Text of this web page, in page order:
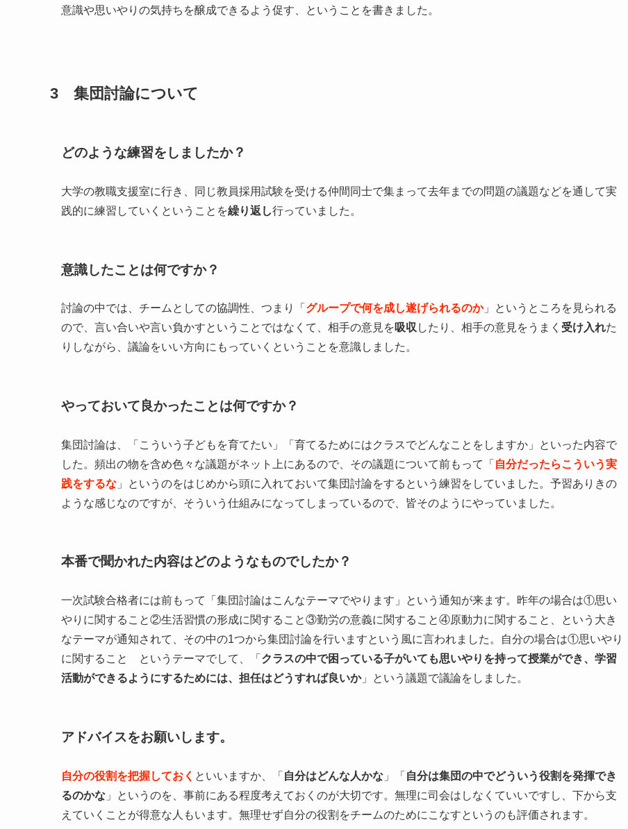
意識や思いやりの気持ちを醸成できるよう促す、ということを書きました。
3 集団討論について
どのような練習をしましたか？
大学の教職支援室に行き、同じ教員採用試験を受ける仲間同士で集まって去年までの問題の議題などを通して実
践的に練習していくということを繰り返し行っていました。
意識したことは何ですか？
討論の中では、チームとしての協調性、つまり「 グループで何を成し遂げられるのか」というところを見られる
ので、言い合いや言い負かすということではなくて、相手の意見を吸収 したり、相手の意見をうまく 受け入れた
りしながら、議論をいい方向にもっていくということを意識しました。
やっておいて良かったことは何ですか？
集団討論は、「こういう子どもを育てたい」「育てるためにはクラスでどんなことをしますか」といった内容で
した。頻出の物を含め色々な議題がネット上にあるので、その議題について前もって「 自分だったらこういう実
践をするな 」というのをはじめから頭に入れておいて集団討論をするという練習をしていました。予習ありきの
ような感じなのですが、そういう仕組みになってしまっているので、皆そのようにやっていました。
本番で聞かれた内容はどのようなものでしたか？
一次試験合格者には前もって「集団討論はこんなテーマでやります」という通知が来ます。昨年の場合は①思い
やりに関すること②生活習慣の形成に関すること③勤労の意義に関すること④原動力に関すること、という大き
なテーマが通知されて、その中の1つから集団討論を行いますという風に言われました。自分の場合は①思いやり
に関すること というテーマでして、「 クラスの中で困っている子がいても思いやりを持って授業ができ、学習
活動ができるようにするためには、担任はどうすれば良いか」という議題で議論をしました。
アドバイスをお願いします。
自分の役割を把握しておく といいますか、「 自分はどんな人かな 」「 自分は集団の中でどういう役割を発揮でき
るのかな 」というのを、事前にある程度考えておくのが大切です。無理に司会はしなくていいですし、下から支
えていくことが得意な人もいます。無理せず自分の役割をチームのためにこなすというのも評価されます。